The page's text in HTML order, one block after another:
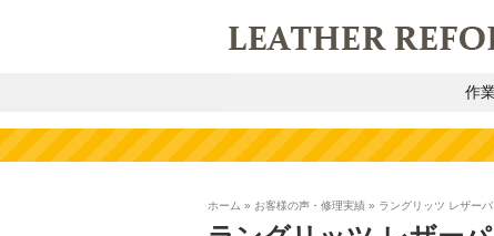
作
ホーム » お客様の声・修理実績 » ラングリッツ レザー